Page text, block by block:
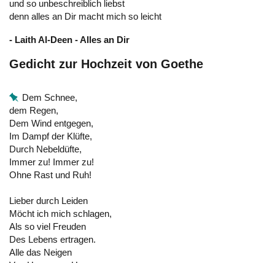
und so unbeschreiblich liebst
denn alles an Dir macht mich so leicht
- Laith Al-Deen - Alles an Dir
Gedicht zur Hochzeit von Goethe
Dem Schnee,
dem Regen,
Dem Wind entgegen,
Im Dampf der Klüfte,
Durch Nebeldüfte,
Immer zu! Immer zu!
Ohne Rast und Ruh!
Lieber durch Leiden
Möcht ich mich schlagen,
Als so viel Freuden
Des Lebens ertragen.
Alle das Neigen